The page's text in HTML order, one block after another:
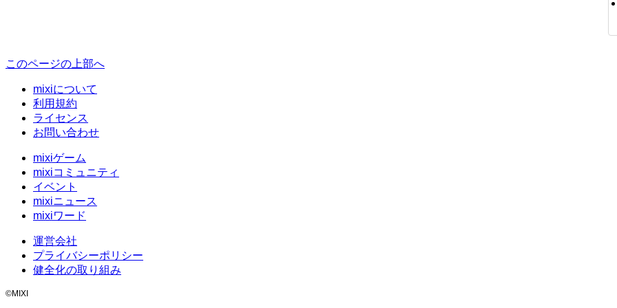
このページの上部へ
mixiについて
利用規約
ライセンス
お問い合わせ
mixiゲーム
mixiコミュニティ
イベント
mixiニュース
mixiワード
運営会社
プライバシーポリシー
健全化の取り組み
©MIXI